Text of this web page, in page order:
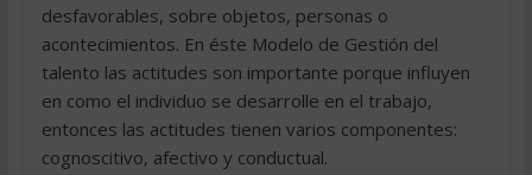
desfavorables, sobre objetos, personas o
acontecimientos. En éste Modelo de Gestión del
talento las actitudes son importante porque influyen
en como el individuo se desarrolle en el trabajo,
entonces las actitudes tienen varios componentes:
cognoscitivo, afectivo y conductual.